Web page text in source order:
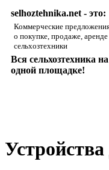
selhoztehnika.net - это:
Коммерческие
о покупке, продаже, аренде
сельхозтехники
Вся сельхозтехника на
одной площадке!